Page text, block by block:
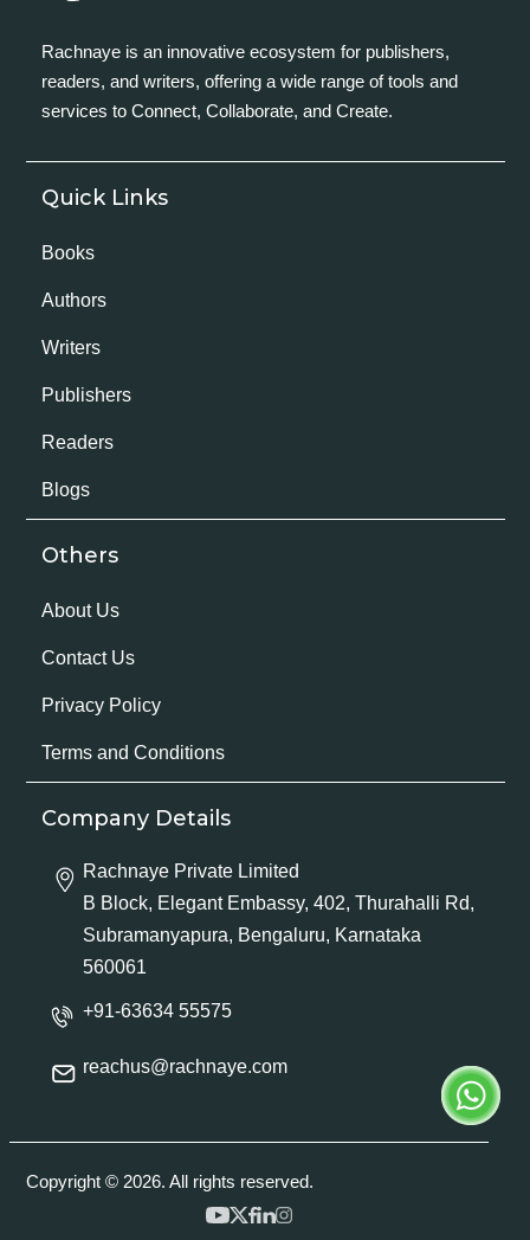
Rachnaye is an innovative ecosystem for publishers,
readers, and writers, offering a wide range of tools and
services to Connect, Collaborate, and Create.
Quick Links
Books
Authors
Writers
Publishers
Readers
Blogs
Others
About Us
Contact Us
Privacy Policy
Terms and Conditions
Company Details
Rachnaye Private Limited
B Block, Elegant Embassy, 402, Thurahalli Rd,
Subramanyapura, Bengaluru, Karnataka
560061
+91-63634 55575
reachus@rachnaye.com
Copyright © 2026. All rights reserved.